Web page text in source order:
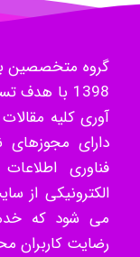
گروه متخصصین
1398 با
دارای مجوزهای
فناوری
الکترونیکی از
می شود که
رضایت کاربران